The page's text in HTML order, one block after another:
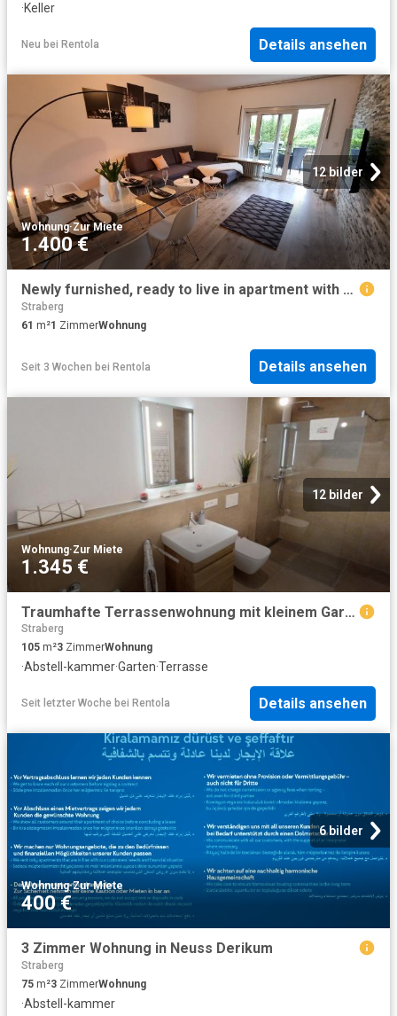
·Keller
Neu bei Rentola Details ansehen
12 bilder
Wohnung·Zur Miete
1.400 €
Newly furnished, ready to live in apartment with private parking space, Koln Amsterdam Apartments for Rent
Straberg
61 m²1 ZimmerWohnung
Seit 3 Wochen bei Rentola Details ansehen
12 bilder
Wohnung·Zur Miete
1.345 €
Traumhafte Terrassenwohnung mit kleinem Garten
Straberg
105 m²3 ZimmerWohnung
·Abstell-kammer·Garten·Terrasse
Seit letzter Woche bei Rentola Details ansehen
6 bilder
Wohnung·Zur Miete
400 €
3 Zimmer Wohnung in Neuss Derikum
Straberg
75 m²3 ZimmerWohnung
·Abstell-kammer